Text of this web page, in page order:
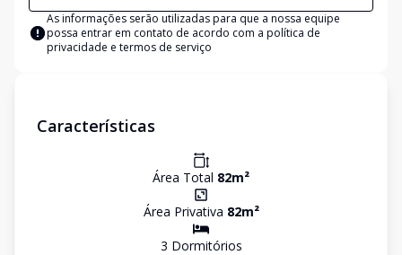
As informações serão utilizadas para que a nossa equipe
possa entrar em contato de acordo com a política de
privacidade e termos de serviço
Características
Área Total 82m²
Área Privativa 82m²
3 Dormitórios